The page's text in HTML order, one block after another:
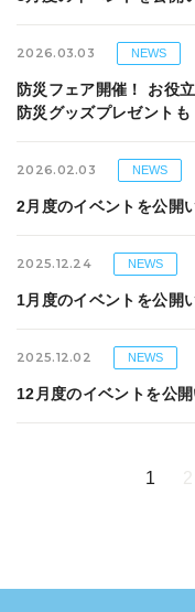
2026.03.03 NEWS
防災フェア開催！ お役
防災グッズプレゼントも
2026.02.03 NEWS
2月度のイベントを公開
2025.12.24 NEWS
1月度のイベントを公開
2025.12.02 NEWS
12月度のイベントを公開
1 2